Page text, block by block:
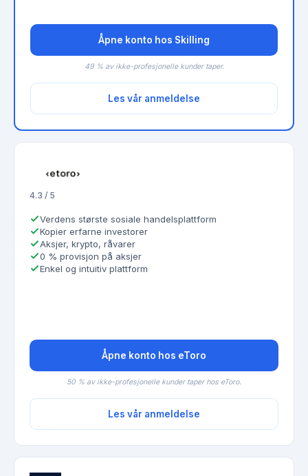
Åpne konto hos Skilling
49 % av ikke-profesjonelle kunder taper.
Les vår anmeldelse
4.3 / 5
Verdens største sosiale handelsplattform
Kopier erfarne investorer
Aksjer, krypto, råvarer
0 % provisjon på aksjer
Enkel og intuitiv plattform
Åpne konto hos eToro
50 % av ikke-profesjonelle kunder taper hos eToro.
Les vår anmeldelse